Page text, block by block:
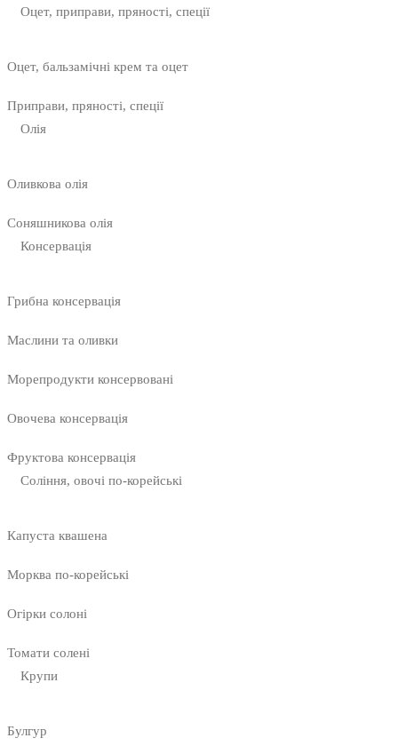
Оцет, приправи, пряності, спеції
Оцет, бальзамічні крем та оцет
Приправи, пряності, спеції
Олія
Оливкова олія
Соняшникова олія
Консервація
Грибна консервація
Маслини та оливки
Морепродукти консервовані
Овочева консервація
Фруктова консервація
Соління, овочі по-корейські
Капуста квашена
Морква по-корейські
Огірки солоні
Томати солені
Крупи
Булгур